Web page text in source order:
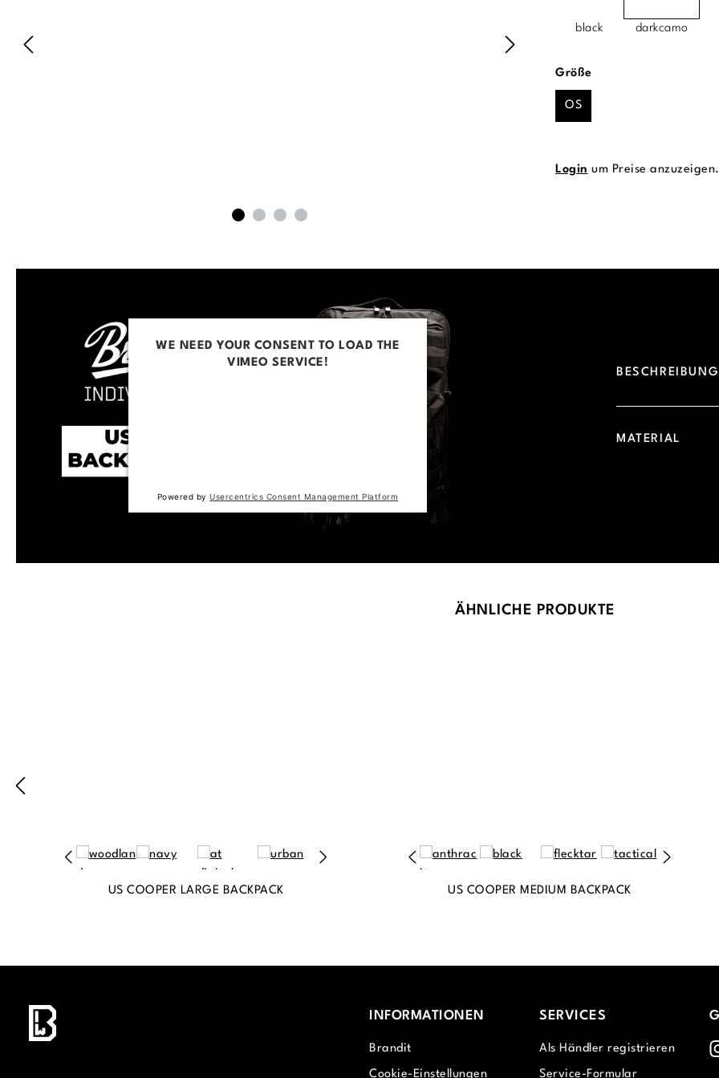
black darkcamo
Größeauswählen
OS
Login um Preise anzuzeigen.
WE NEED YOUR CONSENT TO LOAD THE
VIMEO SERVICE!
Powered byUsercentrics Consent Management Platform
BESCHREIBUNG
MATERIAL
ÄHNLICHE PRODUKTE
US COOPER LARGE BACKPACK US COOPER MEDIUM BACKPACK
INFORMATIONEN
Brandit
Cookie-Einstellungen
SERVICES
Als Händler registrieren
Service-Formular